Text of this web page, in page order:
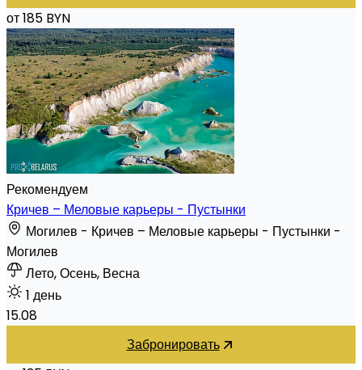
от 185 BYN
Рекомендуем
Кричев – Меловые карьеры - Пустынки
Могилев - Кричев – Меловые карьеры - Пустынки -
Могилев
Лето, Осень, Весна
1 день
15.08
Забронировать